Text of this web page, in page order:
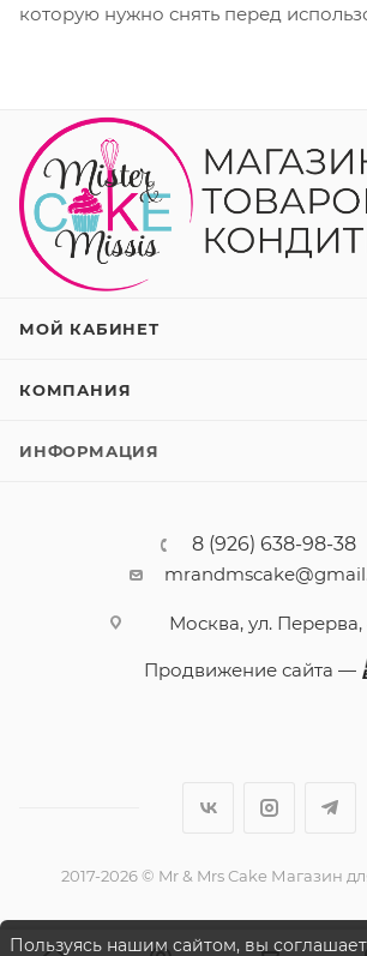
которую нужно снять перед
МОЙ КАБИНЕТ
КОМПАНИЯ
ИНФОРМАЦИЯ
8 (926) 638-98-38
Москва, ул. Перерва,
Продвижение сайта —
2017-2026 © Mr & Mrs Cake Магазин
Пользуясь нашим сайтом, вы